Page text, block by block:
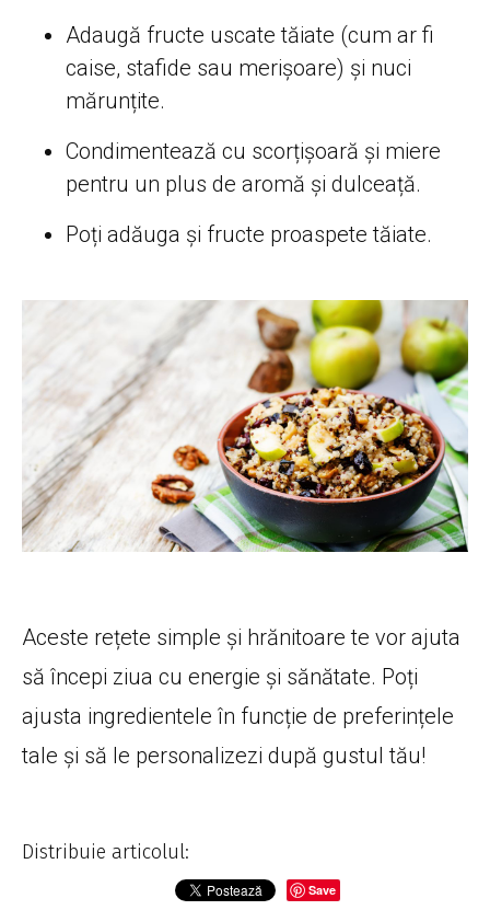
Adaugă fructe uscate tăiate (cum ar fi
caise, stafide sau merișoare) și nuci
mărunțite.
Condimentează cu scorțișoară și miere
pentru un plus de aromă și dulceață.
Poți adăuga și fructe proaspete tăiate.
Aceste rețete simple și hrănitoare te vor ajuta
să începi ziua cu energie și sănătate. Poți
ajusta ingredientele în funcție de preferințele
tale și să le personalizezi după gustul tău!
Distribuie articolul:
Save